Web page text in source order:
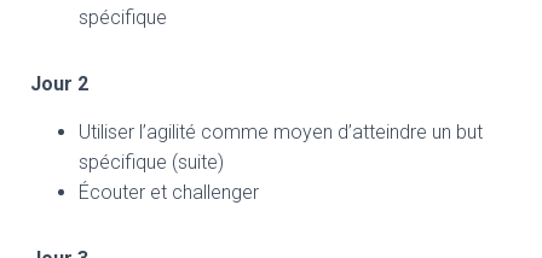
spécifique
Jour 2
Utiliser l’agilité comme moyen d’atteindre un but
spécifique (suite)
Écouter et challenger